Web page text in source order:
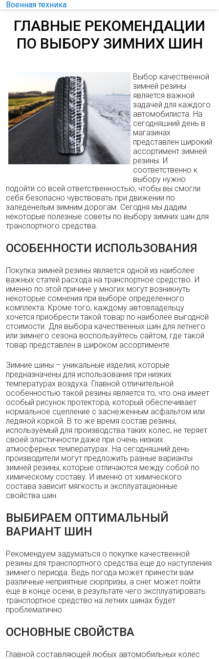
Военная техника
ГЛАВНЫЕ РЕКОМЕНДАЦИИ
ПО ВЫБОРУ ЗИМНИХ ШИН
Выбор качественной
зимней резины
является важной
задачей для каждого
автомобилиста. На
сегодняшний день в
магазинах
представлен широкий
ассортимент зимней
резины. И
соответственно к
выбору нужно
подойти со всей ответственностью, чтобы вы смогли
себя безопасно чувствовать при движении по
заледенелым зимним дорогам. Сегодня мы дадим
некоторые полезные советы по выбору зимних шин для
транспортного средства.
ОСОБЕННОСТИ ИСПОЛЬЗОВАНИЯ
Покупка зимней резины является одной из наиболее
важных статей расхода на транспортное средство. И
именно по этой причине у многих могут возникнуть
некоторые сомнения при выборе определенного
комплекта. Кроме того, каждому автовладельцу
хочется приобрести такой товар по наиболее выгодной
стоимости. Для выбора качественных шин для летнего
или зимнего сезона воспользуйтесь сайтом, где такой
товар представлен в широком ассортименте.
Зимние шины – уникальные изделия, которые
предназначены для использования при низких
температурах воздуха. Главной отличительной
особенностью такой резины является то, что она имеет
особый рисунок протектора, который обеспечивает
нормальное сцепление с заснеженным асфальтом или
ледяной коркой. В то же время состав резины,
используемый для производства таких колес, не теряет
своей эластичности даже при очень низких
атмосферных температурах. На сегодняшний день
производители могут предложить разные варианты
зимней резины, которые отличаются между собой по
химическому составу. И именно от химического
состава зависит мягкость и эксплуатационные
свойства шин.
ВЫБИРАЕМ ОПТИМАЛЬНЫЙ
ВАРИАНТ ШИН
Рекомендуем задуматься о покупке качественной
резины для транспортного средства еще до наступления
зимнего периода. Ведь погода может принести вам
различные неприятные сюрпризы, а снег может пойти
еще в конце осени, в результате чего эксплуатировать
транспортное средство на летних шинах будет
проблематично.
ОСНОВНЫЕ СВОЙСТВА
Главной составляющей любых автомобильных колес